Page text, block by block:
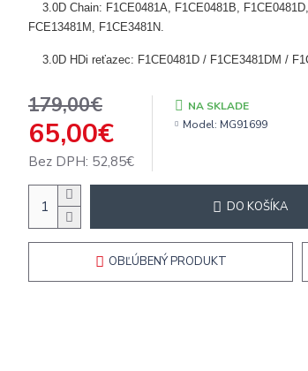
3.0D Chain: F1CE0481A, F1CE0481B,
FCE13481M, F1CE3481N.
3.0D HDi reťazec: F1CE0481D / F1CE3481DM /
65,00€
179,00€
Bez DPH: 52,85€
NA SKLADE
Model: MG91699
DO KOŠÍKA
OBĽÚBENÝ PRODUKT